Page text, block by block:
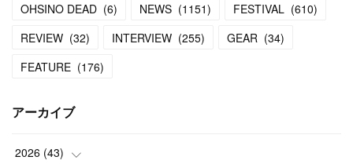
OHSINO DEAD (6) NEWS (1151) FESTIVAL (610)
REVIEW (32) INTERVIEW (255) GEAR (34)
FEATURE (176)
アーカイブ
2026 (43)